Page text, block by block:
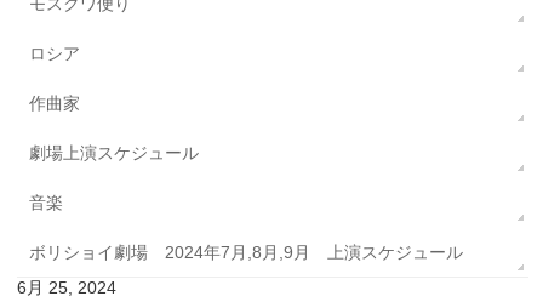
ロシア
作曲家
劇場上演スケジュール
音楽
ボリショイ劇場 2024年7月,8月,9月 上演スケジュール
6月 25, 2024